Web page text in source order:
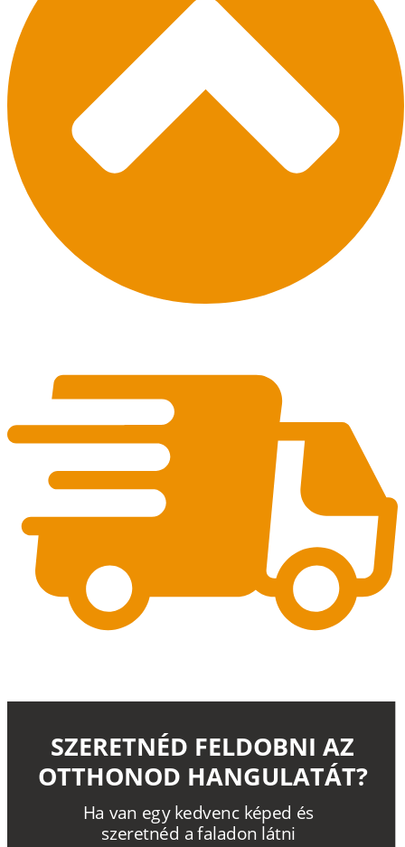
Ha van egy kedvenc képed és
szeretnéd a faladon látni
SZERETNÉD FELDOBNI AZ
OTTHONOD HANGULATÁT?